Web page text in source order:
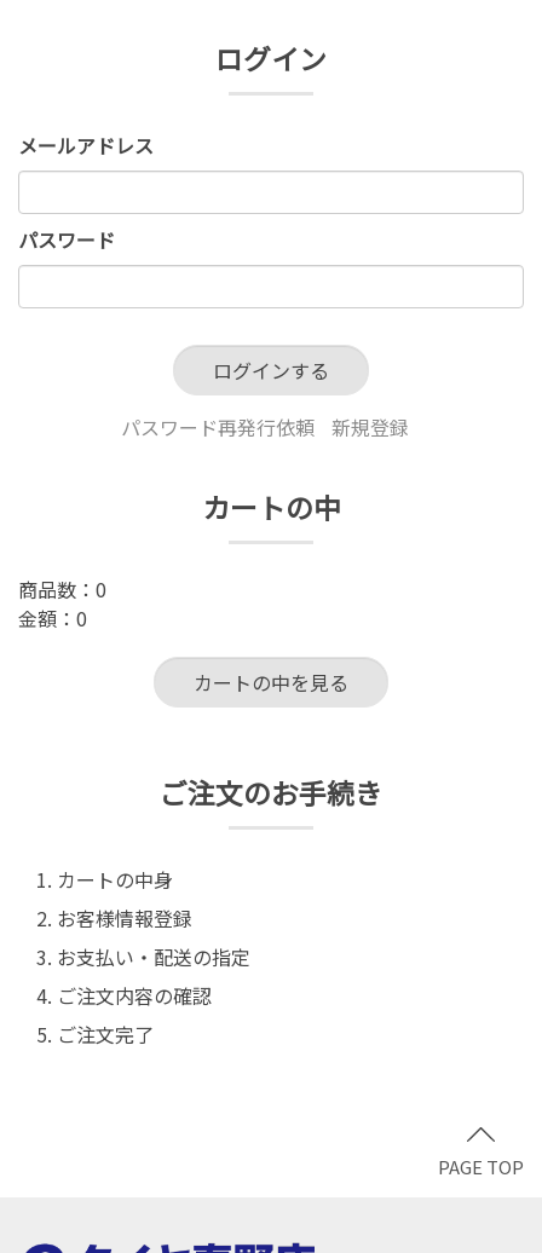
ログイン
メールアドレス
パスワード
パスワード再発行依頼 新規登録
カートの中
商品数：0
金額：0
カートの中を見る
ご注文のお手続き
カートの中身
お客様情報登録
お支払い・配送の指定
ご注文内容の確認
ご注文完了
PAGE TOP